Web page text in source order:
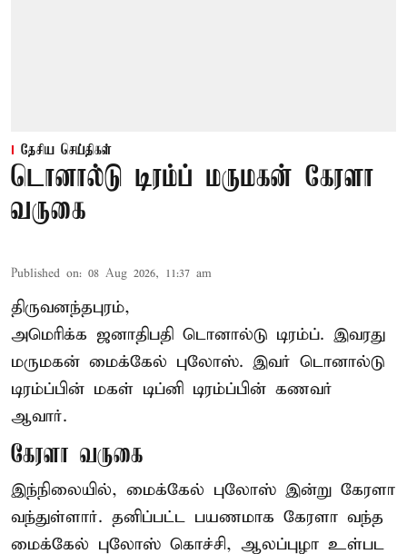
தேசிய செய்திகள்
டொனால்டு டிரம்ப் மருமகன் கேரளா
வருகை
Published on: 08 Aug 2026, 11:37 am
திருவனந்தபுரம்,
அமெரிக்க ஜனாதிபதி டொனால்டு டிரம்ப். இவரது
மருமகன் மைக்கேல் புலோஸ். இவர் டொனால்டு
டிரம்ப்பின் மகள் டிப்னி டிரம்ப்பின் கணவர்
ஆவார்.
கேரளா வருகை
இந்நிலையில், மைக்கேல் புலோஸ் இன்று கேரளா
வந்துள்ளார். தனிப்பட்ட பயணமாக கேரளா வந்த
மைக்கேல் புலோஸ் கொச்சி, ஆலப்புழா உள்பட